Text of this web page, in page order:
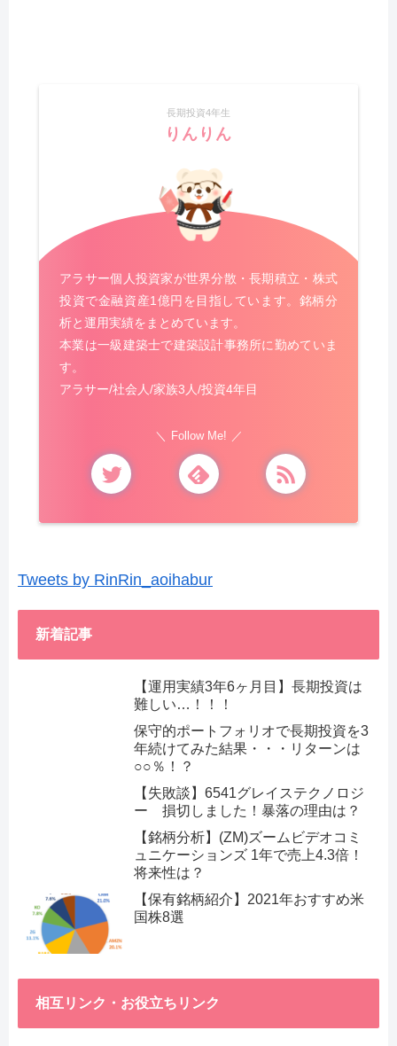
長期投資4年生
りんりん
アラサー個人投資家が世界分散・長期積立・株式
投資で金融資産1億円を目指しています。銘柄分
析と運用実績をまとめています。
本業は一級建築士で建築設計事務所に勤めていま
す。
アラサー/社会人/家族3人/投資4年目
Follow Me!
Tweets by RinRin_aoihabur
新着記事
【運用実績3年6ヶ月目】長期投資は
難しい…！！！
保守的ポートフォリオで長期投資を3
年続けてみた結果・・・リターンは
○○％！？
【失敗談】6541グレイステクノロジ
ー 損切しました！暴落の理由は？
【銘柄分析】(ZM)ズームビデオコミ
ュニケーションズ 1年で売上4.3倍！
将来性は？
【保有銘柄紹介】2021年おすすめ米
国株8選
相互リンク・お役立ちリンク